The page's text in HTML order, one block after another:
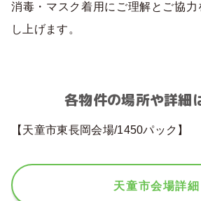
消毒・マスク着用にご理解とご協
し上げます。
各物件の場所や詳細
【天童市東長岡会場/1450パック】
天童市会場詳細